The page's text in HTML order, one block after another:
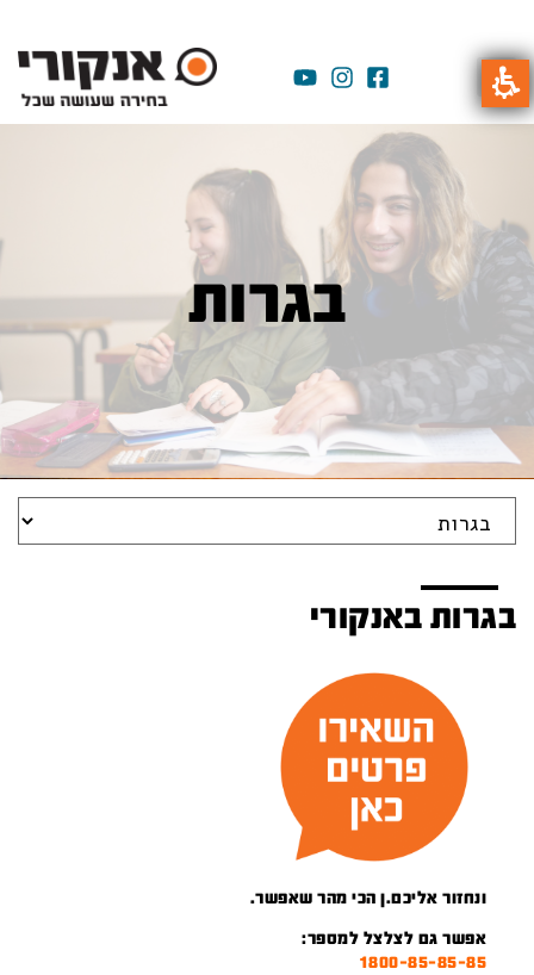
בגרות
בגרות באנקורי
ונחזור אליכם.ן הכי מהר שאפשר.
אפשר גם לצלצל למספר:
1800-85-85-85